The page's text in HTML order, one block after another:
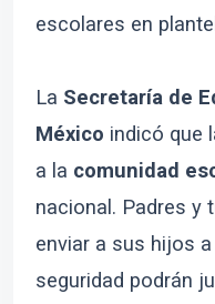
escolares en
La Secretaría de
México indicó que
a la comunidad
nacional. Padres y
enviar a sus hijos
seguridad podrán